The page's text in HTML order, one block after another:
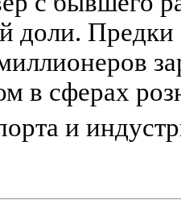
доли.
в сферах
и